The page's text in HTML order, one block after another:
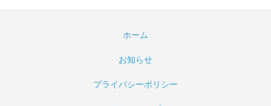
ホーム
お知らせ
プライバシーポリシー